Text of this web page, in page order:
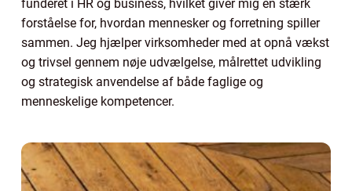
funderet i HR og business, hvilket giver mig en stærk
forståelse for, hvordan mennesker og forretning spiller
sammen. Jeg hjælper virksomheder med at opnå vækst
og trivsel gennem nøje udvælgelse, målrettet udvikling
og strategisk anvendelse af både faglige og
menneskelige kompetencer.